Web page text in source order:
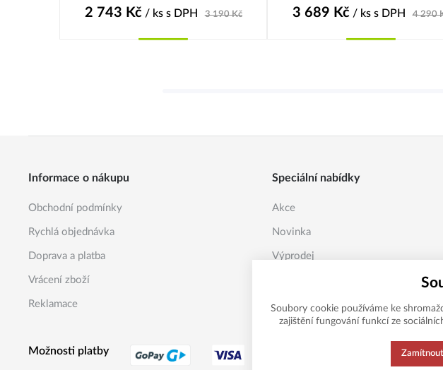
2 743 Kč/ ks s DPH 3 190Kč 3 689 Kč/ ks s DPH 4 290
Informace o nákupu
Obchodní podmínky
Rychlá objednávka
Doprava a platba
Vrácení zboží
Reklamace
Speciální nabídky
Akce
Novinka
Výprodej
Možnosti platby
Soubory cookie používáme ke
zajištění fungování funkcí ze